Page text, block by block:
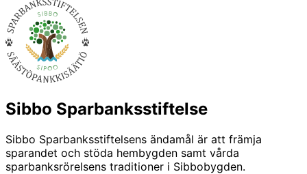
Sibbo Sparbanksstiftelse
Sibbo Sparbanksstiftelsens ändamål är att främja
sparandet och stöda hembygden samt vårda
sparbanksrörelsens traditioner i Sibbobygden.